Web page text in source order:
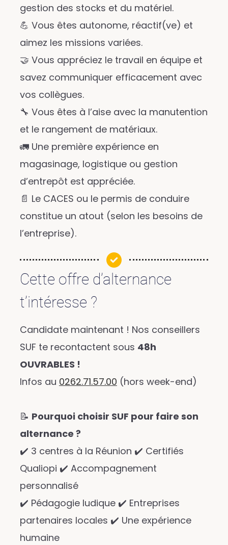
gestion des stocks et du matériel.
💪 Vous êtes autonome, réactif(ve) et
aimez les missions variées.
🤝 Vous appréciez le travail en équipe et
savez communiquer efficacement avec
vos collègues.
🔧 Vous êtes à l’aise avec la manutention
et le rangement de matériaux.
🚛 Une première expérience en
magasinage, logistique ou gestion
d’entrepôt est appréciée.
📄 Le CACES ou le permis de conduire
constitue un atout (selon les besoins de
l’entreprise).
Cette offre d’alternance
t’intéresse ?
Candidate maintenant ! Nos conseillers
SUF te recontactent sous 48h
OUVRABLES !
Infos au 0262.71.57.00 (hors week-end)
📝 Pourquoi choisir SUF pour faire son
alternance ?
✔️ 3 centres à la Réunion ✔️ Certifiés
Qualiopi ✔️ Accompagnement
personnalisé
✔️ Pédagogie ludique ✔️ Entreprises
partenaires locales ✔️ Une expérience
humaine